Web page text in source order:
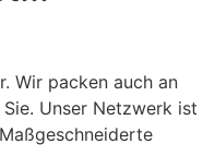
Wir packen auch an
Unser Netzwerk ist